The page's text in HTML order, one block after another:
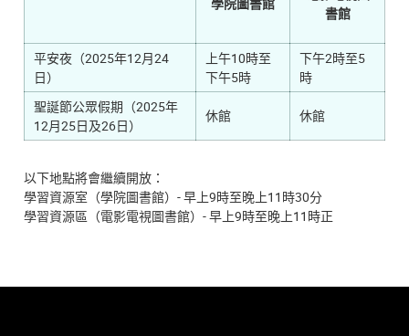
書館
平安夜（2025年12月24
日）
上午10時至
下午5時
下午2時至5
時
聖誕節公眾假期（2025年
12月25日及26日）
休館 休館
以下地點將會繼續開放：
學習資源室（學院圖書館）- 早上9時至晚上11時30分
學習資源區（電影電視圖書館）- 早上9時至晚上11時正